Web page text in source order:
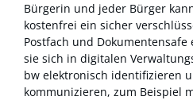
Bürgerin und jeder Bürger
kostenfrei ein sicher
Postfach und
sie sich in digitalen
bw elektronisch identifizieren
kommunizieren, zum Beispiel